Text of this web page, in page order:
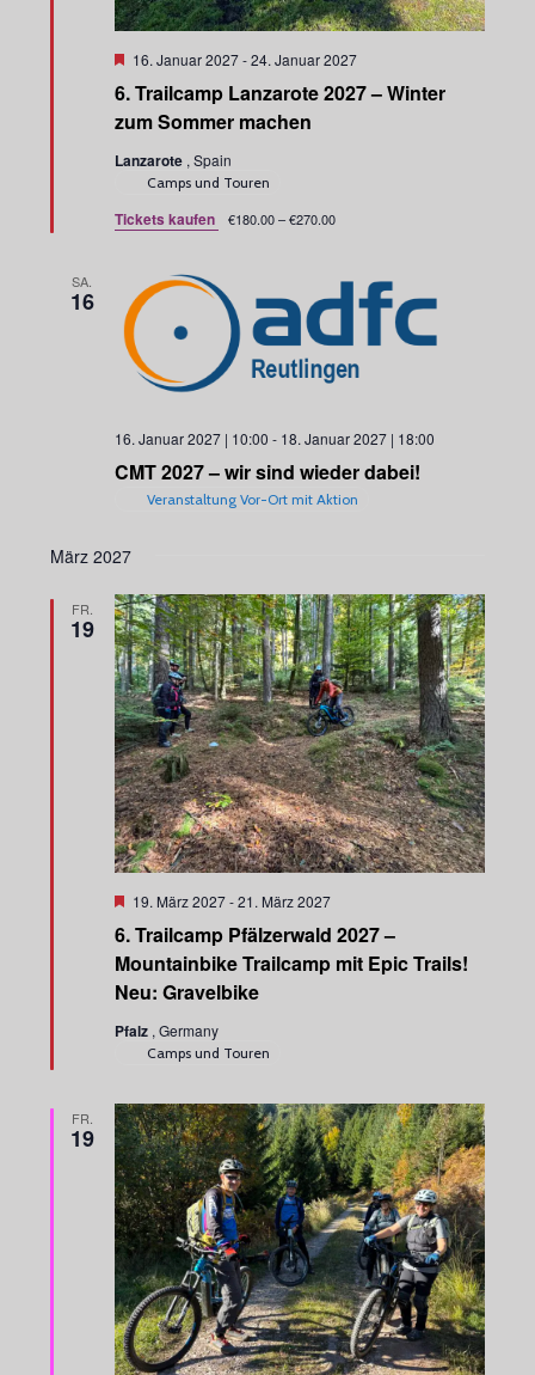
6. Trailcamp Lanzarote 2027 – Winter
zum Sommer machen
H
v
o
r
g
h
o
16. Januar 2027-24. Januar 2027
Lanzarote , Spain
Camps und Touren
Tickets kaufen €180.00 – €270.00
SA.
16
CMT 2027 – wir sind wieder dabei!
16. Januar 2027 | 10:00 - 18. Januar 2027 | 18:00
Veranstaltung Vor-Ort mit Aktion
März 2027
FR.
19
6. Trailcamp Pfälzerwald 2027 –
Mountainbike Trailcamp mit Epic Trails!
Neu: Gravelbike
H
v
o
r
e
e
n
19. März 2027-21. März 2027
Pfalz , Germany
Camps und Touren
FR.
19